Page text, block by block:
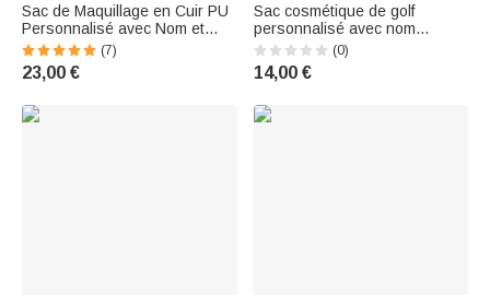
Sac de Maquillage en Cuir PU
Personnalisé avec Nom et
Personnage Sac Cosmétique
de Grande Capacité Cadeau
pour les Femmes
(7)
23,00 €
Sac cosmétique de golf
personnalisé avec nom
Accessoire de voyage
Anniversaire Cadeau
d'anniversaire pour les
(0)
14,00 €